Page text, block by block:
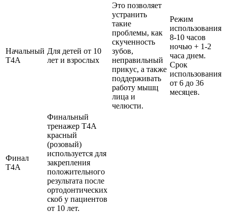
Начальный
T4A
Для детей от 10
лет и взрослых
Это позволяет
устранить
такие
проблемы, как
скученность
зубов,
неправильный
прикус, а также
поддерживать
работу мышц
лица и
челюсти.
Режим
использования
8-10 часов
ночью + 1-2
часа днем.
Срок
использования
от 6 до 36
месяцев.
Финал
T4A
Финальный
тренажер T4A
красный
(розовый)
используется для
закрепления
положительного
результата после
ортодонтических
скоб у пациентов
от 10 лет.